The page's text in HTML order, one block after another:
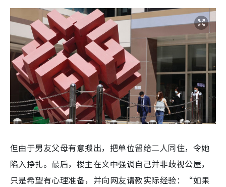
但由于男友父母有意搬出，把单位留给二人同住，令她
陷入挣扎。最后，楼主在文中强调自己并非歧视公屋，
只是希望有心理准备，并向网友请教实际经验：“如果